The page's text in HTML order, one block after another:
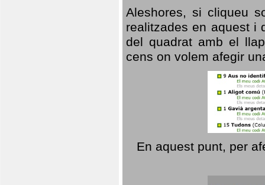
Aleshores, si cliqueu
realitzades en aquest i
del quadrat amb el
cens on volem afegir
En aquest punt, per